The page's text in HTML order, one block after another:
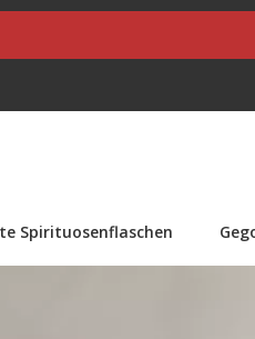
Spirituosenflaschen